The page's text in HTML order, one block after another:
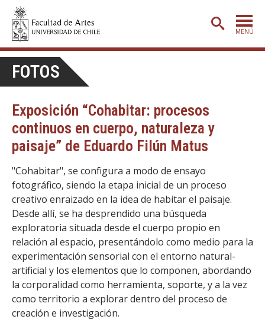
MENÚ
ETAPA BÁSICA
CARRERAS
POSTGRADO
EXTENSIÓN
CREACIÓN E INVESTIGACIÓN
BIBLIOTECA
DEPARTAMENTOS
FACULTAD
Estudiantes
Académicas/os
Funcionarias/os
FOTOS
Exposición “Cohabitar: procesos
continuos en cuerpo, naturaleza y
paisaje” de Eduardo Filún Matus
"Cohabitar", se configura a modo de ensayo
fotográfico, siendo la etapa inicial de un proceso
creativo enraizado en la idea de habitar el paisaje.
Desde allí, se ha desprendido una búsqueda
exploratoria situada desde el cuerpo propio en
relación al espacio, presentándolo como medio para la
experimentación sensorial con el entorno natural-
artificial y los elementos que lo componen, abordando
la corporalidad como herramienta, soporte, y a la vez
como territorio a explorar dentro del proceso de
creación e investigación.